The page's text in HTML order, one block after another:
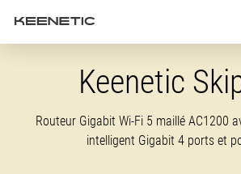
Keenetic
Routeur Gigabit Wi-Fi 5 maillé AC1200
intelligent Gigabit 4 ports et